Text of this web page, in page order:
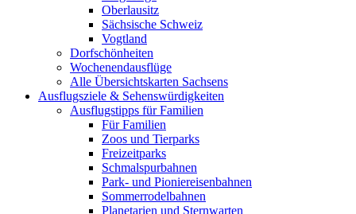
Oberlausitz
Sächsische Schweiz
Vogtland
Dorfschönheiten
Wochenendausflüge
Alle Übersichtskarten Sachsens
Ausflugsziele & Sehenswürdigkeiten
Ausflugstipps für Familien
Für Familien
Zoos und Tierparks
Freizeitparks
Schmalspurbahnen
Park- und Pioniereisenbahnen
Sommerrodelbahnen
Planetarien und Sternwarten